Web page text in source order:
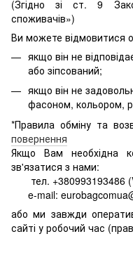
(Згідно зі ст. 9
споживачів»)
Ви можете відмовитися
якщо він не
або зіпсований;
якщо він не
фасоном, кольором,
*Правила обміну та
повернення
Якщо Вам необхідна
зв'язатися з нами:
тел. +380993193486
e-mail:
або ми завжди
сайті у робочий час